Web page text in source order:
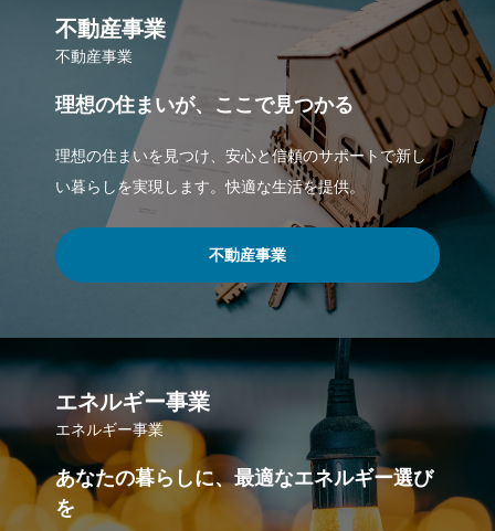
不動産事業
不動産事業
理想の住まいが、ここで見つかる
理想の住まいを見つけ、安心と信頼のサポートで新し
い暮らしを実現します。快適な生活を提供。
不動産事業
エネルギー事業
エネルギー事業
あなたの暮らしに、最適なエネルギー選び
を